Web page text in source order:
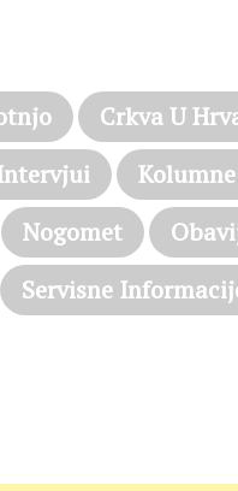
Crkva U
Nogomet
Servisne